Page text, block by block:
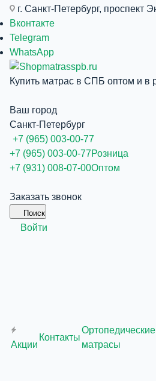
г. Санкт-Петербург, проспект
Вконтакте
Telegram
WhatsApp
Купить матрас в СПБ оптом и в
Ваш город
Санкт-Петербург
+7 (965) 003-00-77
+7 (965) 003-00-77Розница
+7 (931) 008-07-00Оптом
Заказать звонок
Поиск
Войти
Акции
Контакты
Ортопедические
матрасы